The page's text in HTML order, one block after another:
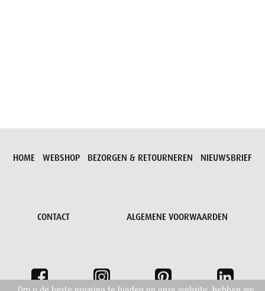
HOME WEBSHOP BEZORGEN & RETOURNEREN NIEUWSBRIEF
CONTACT ALGEMENE VOORWAARDEN